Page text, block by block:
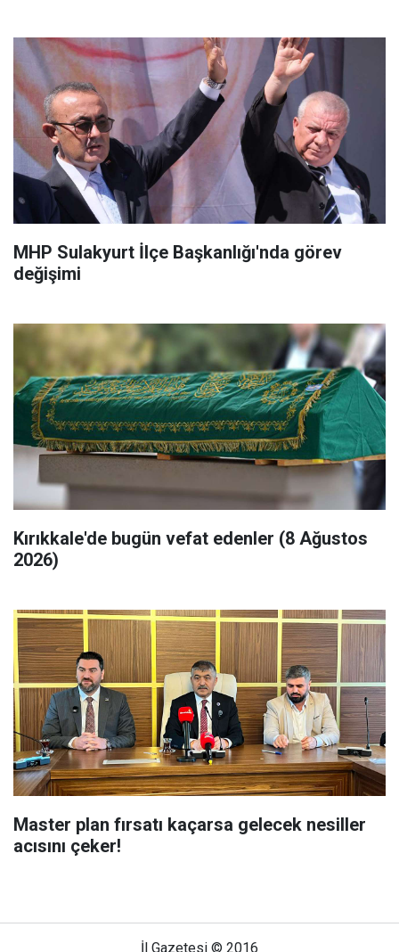
MHP Sulakyurt İlçe Başkanlığı'nda görev
değişimi
Kırıkkale'de bugün vefat edenler (8 Ağustos
2026)
Master plan fırsatı kaçarsa gelecek nesiller
acısını çeker!
İl Gazetesi © 2016